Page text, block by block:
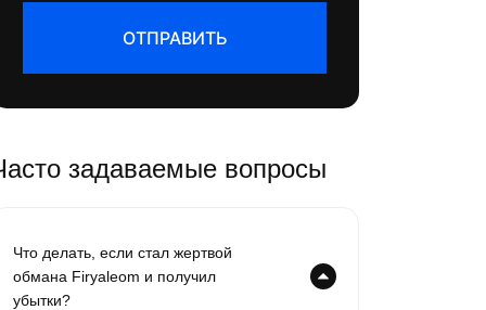
ОТПРАВИТЬ
задаваемые вопросы
Что делать, если стал жертвой
обмана Firyaleom и получил
убытки?